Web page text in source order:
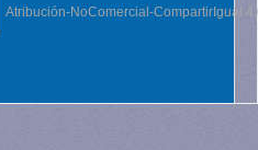
Atribución-NoComercial-CompartirIgual